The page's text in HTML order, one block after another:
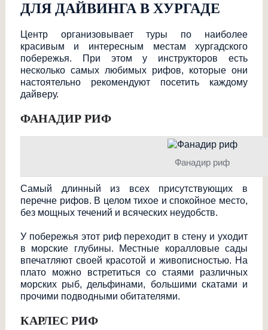
ДЛЯ ДАЙВИНГА В ХУРГАДЕ
Центр организовывает туры по наиболее
красивым и интересным местам хургадского
побережья. При этом у инструкторов есть
несколько самых любимых рифов, которые они
настоятельно рекомендуют посетить каждому
дайверу.
ФАНАДИР РИФ
Фанадир риф
Самый длинный из всех присутствующих в
перечне рифов. В целом тихое и спокойное место,
без мощных течений и всяческих неудобств.
У побережья этот риф переходит в стену и уходит
в морские глубины. Местные коралловые сады
впечатляют своей красотой и живописностью. На
плато можно встретиться со стаями различных
морских рыб, дельфинами, большими скатами и
прочими подводными обитателями.
КАРЛЕС РИФ